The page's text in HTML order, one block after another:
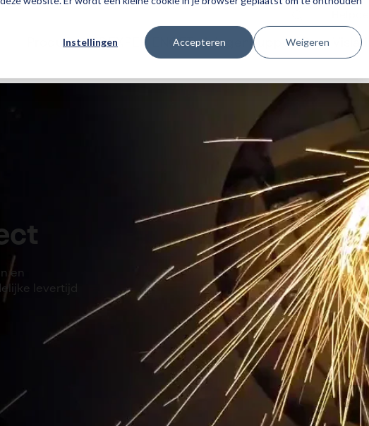
Instellingen Accepteren Weigeren
Producten3DEXPERIENCETrainingen SupportOver Visiativ
en
levertijd